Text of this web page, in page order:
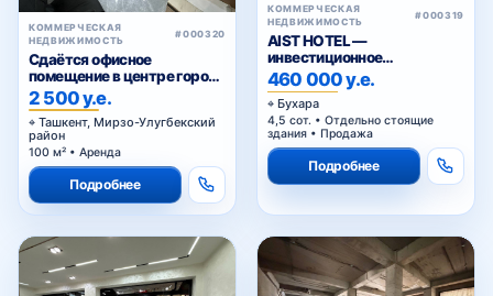
КОММЕРЧЕСКАЯ
НЕДВИЖИМОСТЬ
#000320
Сдаётся офисное
помещение в центре города
— Ц-1
2 500 у.е.
Ташкент, Мирзо-Улугбекский
район
100 м² • Аренда
Подробнее
КОММЕРЧЕСКАЯ
НЕДВИЖИМОСТЬ
#000319
AIST HOTEL —
инвестиционное
предложение в
историческом центре
Бухары
460 000 у.е.
Бухара
4,5 сот. • Отдельно стоящие
здания • Продажа
Подробнее